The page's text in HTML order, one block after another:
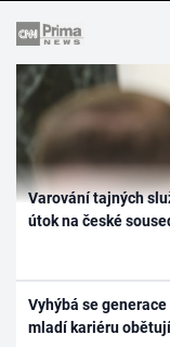
Varování tajných
útok na české
Vyhýbá se
mladí kariéru